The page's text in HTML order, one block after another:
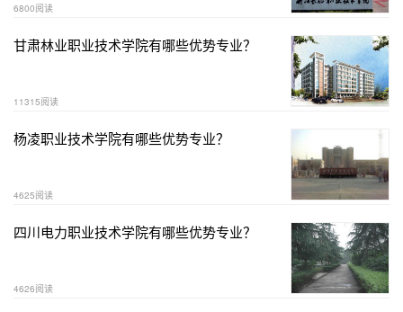
6800阅读
甘肃林业职业技术学院有哪些优势专业？
11315阅读
杨凌职业技术学院有哪些优势专业？
4625阅读
四川电力职业技术学院有哪些优势专业？
4626阅读